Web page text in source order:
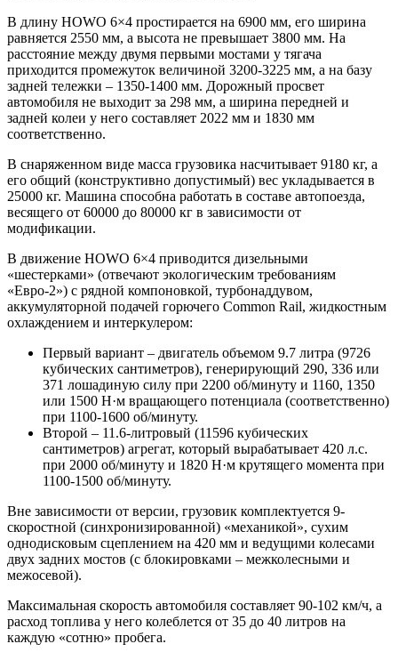
В длину HOWO 6×4 простирается на 6900 мм, его ширина
равняется 2550 мм, а высота не превышает 3800 мм. На
расстояние между двумя первыми мостами у тягача
приходится промежуток величиной 3200-3225 мм, а на базу
задней тележки – 1350-1400 мм. Дорожный просвет
автомобиля не выходит за 298 мм, а ширина передней и
задней колеи у него составляет 2022 мм и 1830 мм
соответственно.
В снаряженном виде масса грузовика насчитывает 9180 кг, а
его общий (конструктивно допустимый) вес укладывается в
25000 кг. Машина способна работать в составе автопоезда,
весящего от 60000 до 80000 кг в зависимости от
модификации.
В движение HOWO 6×4 приводится дизельными
«шестерками» (отвечают экологическим требованиям
«Евро-2») с рядной компоновкой, турбонаддувом,
аккумуляторной подачей горючего Common Rail, жидкостным
охлаждением и интеркулером:
Первый вариант – двигатель объемом 9.7 литра (9726
кубических сантиметров), генерирующий 290, 336 или
371 лошадиную силу при 2200 об/минуту и 1160, 1350
или 1500 Н·м вращающего потенциала (соответственно)
при 1100-1600 об/минуту.
Второй – 11.6-литровый (11596 кубических
сантиметров) агрегат, который вырабатывает 420 л.с.
при 2000 об/минуту и 1820 Н·м крутящего момента при
1100-1500 об/минуту.
Вне зависимости от версии, грузовик комплектуется 9-
скоростной (синхронизированной) «механикой», сухим
однодисковым сцеплением на 420 мм и ведущими колесами
двух задних мостов (с блокировками – межколесными и
межосевой).
Максимальная скорость автомобиля составляет 90-102 км/ч, а
расход топлива у него колеблется от 35 до 40 литров на
каждую «сотню» пробега.